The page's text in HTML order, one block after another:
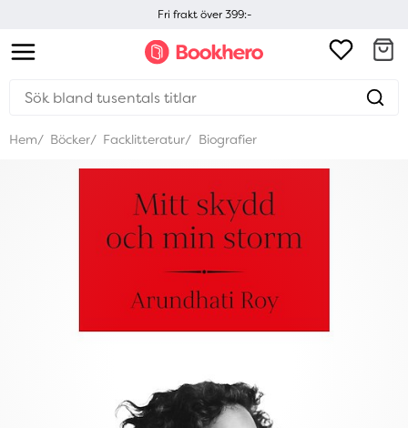
Fri frakt över 399:-
Hem Böcker Facklitteratur Biografier